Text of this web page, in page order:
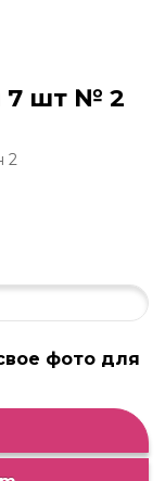
7 шт № 2
2
фото для